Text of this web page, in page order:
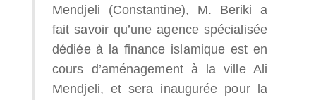
Mendjeli (Constantine), M. Beriki a
fait savoir qu’une agence spécialisée
dédiée à la finance islamique est en
cours d’aménagement à la ville Ali
Mendjeli, et sera inaugurée pour la